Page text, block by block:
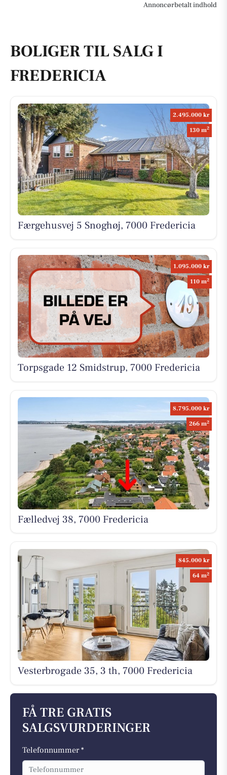
Annoncørbetalt indhold
BOLIGER TIL SALG I
FREDERICIA
2.495.000 kr
130 m2
Færgehusvej 5 Snoghøj, 7000 Fredericia
1.095.000 kr
110 m2
Torpsgade 12 Smidstrup, 7000 Fredericia
8.795.000 kr
266 m2
Fælledvej 38, 7000 Fredericia
845.000 kr
64 m2
Vesterbrogade 35, 3 th, 7000 Fredericia
FÅ TRE GRATIS
SALGSVURDERINGER
Telefonnummer *